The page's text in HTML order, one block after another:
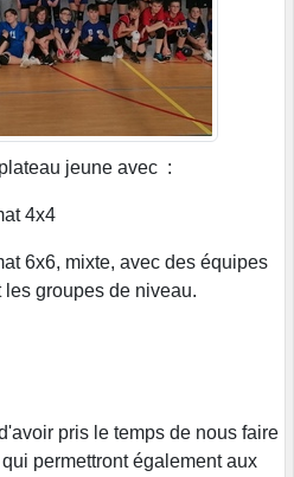
jeune avec :
4x4
6x6, mixte, avec des équipes
groupes de niveau.
pris le temps de nous faire
permettront également aux